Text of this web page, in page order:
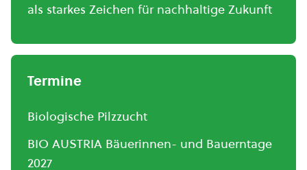
als starkes Zeichen für nachhaltige Zukunft
Termine
Biologische Pilzzucht
BIO AUSTRIA Bäuerinnen- und Bauerntage
2027